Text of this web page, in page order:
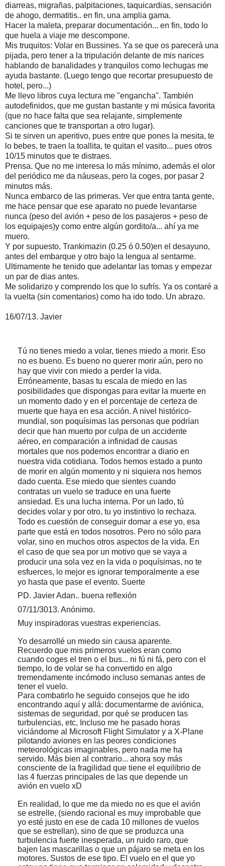
diarreas, migrañas, palpitaciones, taquicardias, sensación
de ahogo, dermatitis.. en fin, una amplia gama.
Hacer la maleta, preparar documentación... en fin, todo lo
que huela a viaje me descompone.
Mis truquitos: Volar en Bussines. Ya se que os parecerá una
pijada, pero tener a la tripulación delante de mis narices
hablando de banalidades y tranquilos como lechugas me
ayuda bastante. (Luego tengo que recortar presupuesto de
hotel, pero...)
Me llevo libros cuya lectura me "engancha". También
autodefinidos, que me gustan bastante y mi música favorita
(que no hace falta que sea relajante, simplemente
canciones que te transportan a otro lugar).
Si te sirven un aperitivo, pues entre que pones la mesita, te
lo bebes, te traen la toallita, te quitan el vasito... pues otros
10/15 minutos que te distraes.
Prensa. Que no me interesa lo más mínimo, además el olor
del periódico me da náuseas, pero la coges, por pasar 2
minutos más.
Nunca embarco de las primeras. Ver que entra tanta gente,
me hace pensar que ese aparato no puede levantarse
nunca (peso del avión + peso de los pasajeros + peso de
los equipajes)y como entre algún gordito/a... ahí ya me
muero.
Y por supuesto, Trankimazin (0.25 ó 0.50)en el desayuno,
antes del embarque y otro bajo la lengua al sentarme.
Ultimamente he tenido que adelantar las tomas y empezar
un par de dias antes.
Me solidarizo y comprendo los que lo sufrís. Ya os contaré a
la vuelta (sin comentarios) como ha ido todo. Un abrazo.
16/07/13. Javier
Tú no tienes miedo a volar, tienes miedo a morir. Eso
no es bueno. Es bueno no querer morir aún, pero no
hay que vivir con miedo a perder la vida.
Erróneamente, basas tu escala de miedo en las
posibilidades que dispongas para evitar la muerte en
un momento dado y en el porcentaje de certeza de
muerte que haya en esa acción. A nivel histórico-
mundial, son poquísimas las personas que podrían
decir que han muerto por culpa de un accidente
aéreo, en comparación a infinidad de causas
mortales que nos podemos encontrar a diario en
nuestra vida cotidiana. Todos hemos estado a punto
de morir en algún momento y ni siquiera nos hemos
dado cuenta. Ese miedo que sientes cuando
contratas un vuelo se traduce en una fuerte
ansiedad. Es una lucha interna. Por un lado, tú
decides volar y por otro, tu yo instintivo lo rechaza.
Todo es cuestión de conseguir domar a ese yo, esa
parte que está en todos nosotros. Pero no sólo para
volar, sino en muchos otros aspectos de la vida. En
el caso de que sea por un motivo que se vaya a
producir una sola vez en la vida o poquísimas, no te
esfuerces, lo mejor es ignorar temporalmente a ese
yo hasta que pase el evento. Suerte
PD. Javier Adan.. buena reflexión
07/11/3013. Anónimo.
Muy inspiradoras vuestras experiencias.
Yo desarrollé un miedo sin causa aparente.
Recuerdo que mis primeros vuelos eran como
cuando coges el tren o el bus... ni fú ni fá, pero con el
tiempo, lo de volar se ha convertido en algo
tremendamente incómodo incluso semanas antes de
tener el vuelo.
Para combatirlo he seguido consejos que he ido
encontrando aquí y allá: documentarme de aviónica,
sistemas de seguridad, por qué se producen las
turbulencias, etc, Incluso me he pasado horas
viciándome al Microsoft Flight Simulator y a X-Plane
pilotando aviones en las peores condiciones
meteorológicas imaginables, pero nada me ha
servido. Más bien al contrario... ahora soy más
consciente de la fragilidad que tiene el equilibrio de
las 4 fuerzas principales de las que depende un
avión en vuelo xD
En realidad, lo que me da miedo no es que el avión
se estrelle, (siendo racional es muy improbable que
yo esté justo en ese de cada 10 millones de vuelos
que se estrellan), sino de que se produzca una
turbulencia fuerte inesperada, un ruido raro, que
bajen las mascarillas o que un pájaro se meta en los
motores. Sustos de ese tipo. El vuelo en el que yo